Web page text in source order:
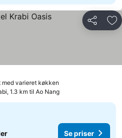
Del
med varieret køkken
1.3 km til Ao Nang
Se priser